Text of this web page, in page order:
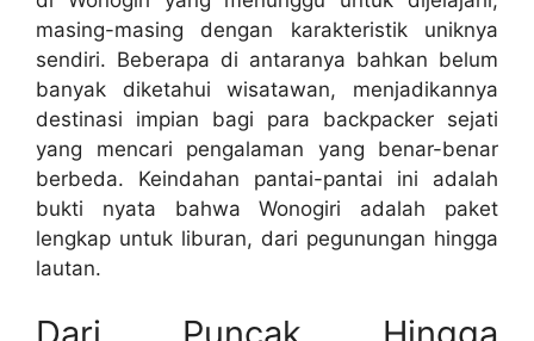
masing-masing dengan karakteristik uniknya
sendiri. Beberapa di antaranya bahkan belum
banyak diketahui wisatawan, menjadikannya
destinasi impian bagi para backpacker sejati
yang mencari pengalaman yang benar-benar
berbeda. Keindahan pantai-pantai ini adalah
bukti nyata bahwa Wonogiri adalah paket
lengkap untuk liburan, dari pegunungan hingga
lautan.